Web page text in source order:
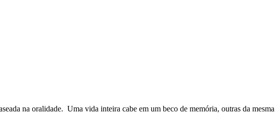
na oralidade. Uma vida inteira cabe em um beco de memória, outras da mesma